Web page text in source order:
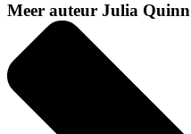
Meer auteur Julia Quinn